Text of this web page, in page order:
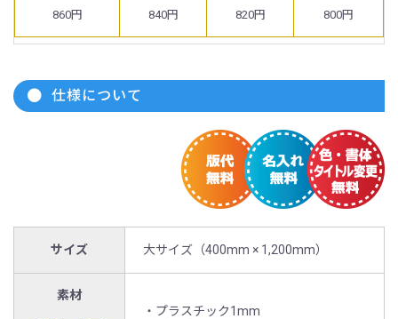
860円 840円 820円 800円
仕様について
サイズ 大サイズ（400mm × 1,200mm）
素材
・プラスチック1mm